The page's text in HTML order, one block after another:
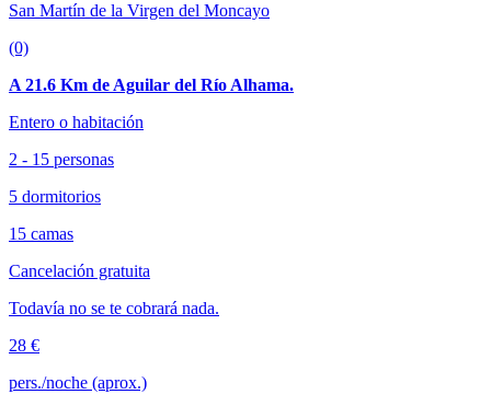
San Martín de la Virgen del Moncayo
(0)
A 21.6 Km de Aguilar del Río Alhama.
Entero o habitación
2 - 15 personas
5 dormitorios
15 camas
Cancelación gratuita
Todavía no se te cobrará nada.
28 €
pers./noche (aprox.)